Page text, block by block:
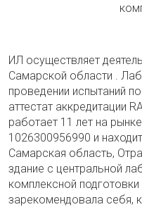
ИЛ осуществляет
Самарской области .
проведении испытаний
аттестат аккредитации
работает 11 лет на
1026300956990 и
Самарская область,
здание с центральной
комплексной
зарекомендовала себя,